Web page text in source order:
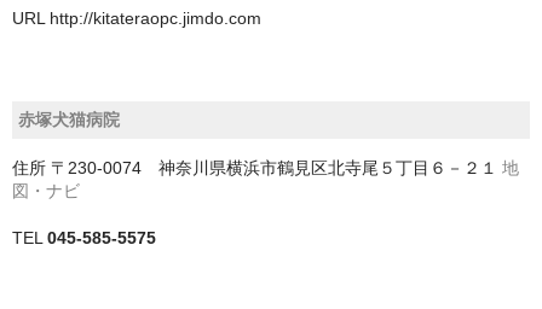
埼玉県
三郷市
上尾市
URL http://kitateraopc.jimdo.com
赤塚犬猫病院
住所 〒230-0074 神奈川県横浜市鶴見区北寺尾５丁目６－２１ 地
図・ナビ
TEL 045-585-5575